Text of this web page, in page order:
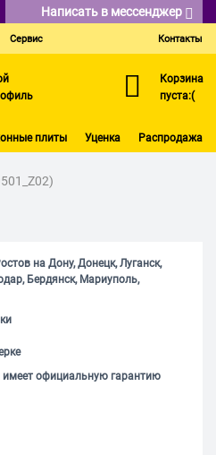
Написать в мессенджер
Сервис Контакты
Корзина
пуста:(
плиты Уценка Распродажа
на Дону, Донецк, Луганск,
Бердянск, Мариуполь,
имеет официальную гарантию